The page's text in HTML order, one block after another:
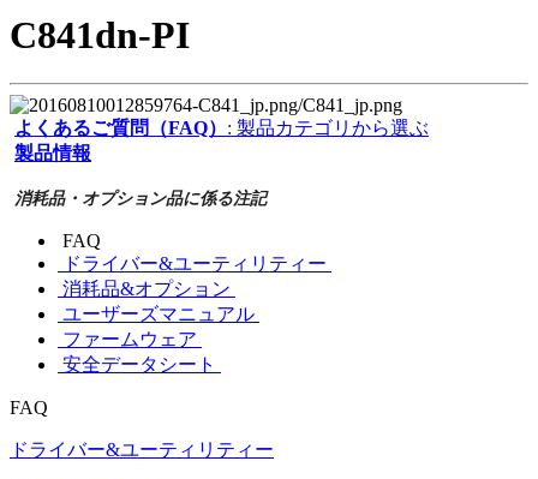
C841dn-PI
よくあるご質問（FAQ） : 製品カテゴリから選ぶ
製品情報
消耗品・オプション品に係る注記
FAQ
ドライバー&ユーティリティー
消耗品&オプション
ユーザーズマニュアル
ファームウェア
安全データシート
FAQ
ドライバー&ユーティリティー